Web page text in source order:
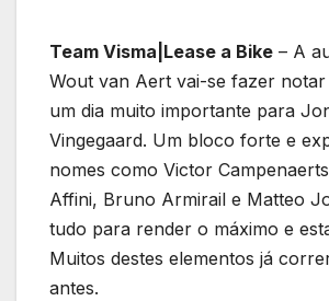
Team Visma|Lease a Bike – A
Wout van Aert vai-se fazer notar
um dia muito importante para
Vingegaard. Um bloco forte e
nomes como Victor
Affini, Bruno Armirail e Matteo
tudo para render o máximo e
Muitos destes elementos já
antes.